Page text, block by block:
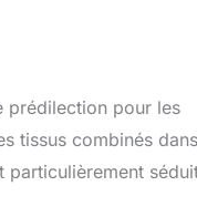
prédilection pour les
tissus combinés
particulièrement